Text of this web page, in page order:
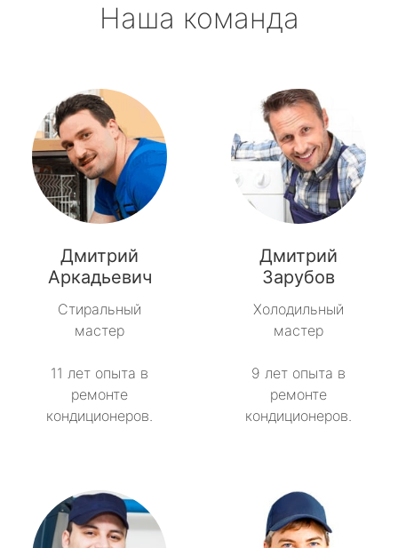
Наша команда
Дмитрий
Аркадьевич
Стиральный
мастер
11 лет опыта в
ремонте
кондиционеров.
Дмитрий
Зарубов
Холодильный
мастер
9 лет опыта в
ремонте
кондиционеров.